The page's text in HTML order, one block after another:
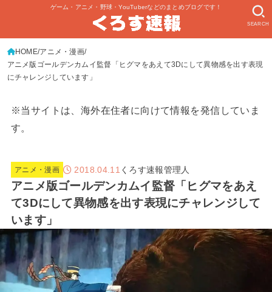
ゲーム・アニメ・野球・YouTuberなどのまとめブログです！
SEARCH
HOME アニメ・漫画
アニメ版ゴールデンカムイ監督「ヒグマをあえて3Dにして異物感を出す表現
にチャレンジしています」
※当サイトは、海外在住者に向けて情報を発信していま
す。
アニメ・漫画 2018.04.11 くろす速報管理人
アニメ版ゴールデンカムイ監督「ヒグマをあえ
て3Dにして異物感を出す表現にチャレンジして
います」